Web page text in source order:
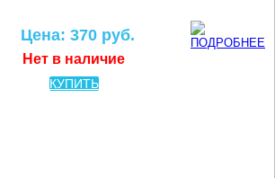
Цена: 370 руб.
Нет в наличие
КУПИТЬ